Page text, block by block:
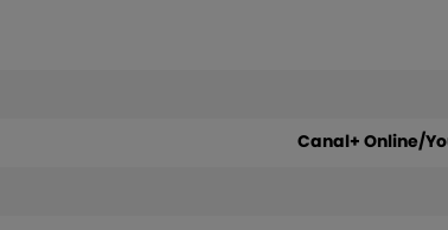
Canal+ Online/